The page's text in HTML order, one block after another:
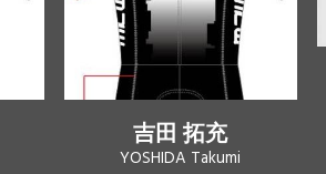
吉田 拓充
YOSHIDA Takumi